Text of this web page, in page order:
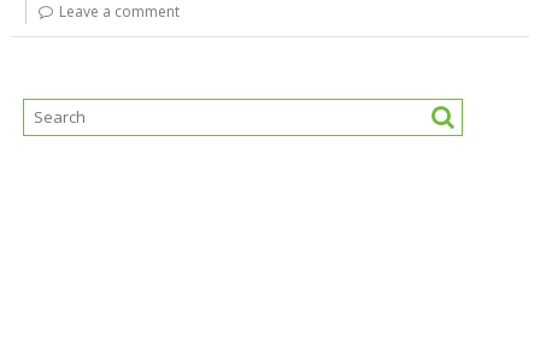
Leave a comment